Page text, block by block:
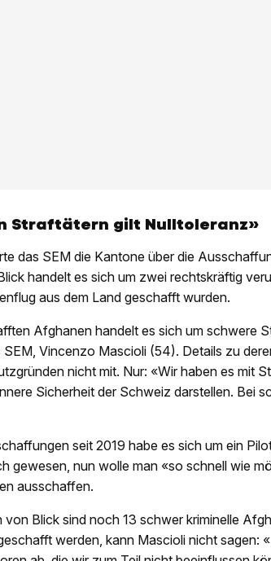
Straftätern gilt Nulltoleranz»
das SEM die Kantone über die
handelt es sich um zwei rechtskräftig
aus dem Land geschafft wurden.
Afghanen handelt es sich um schwere
Vincenzo Mascioli (54). Details zu
nicht mit. Nur: «Wir haben es mit
Sicherheit der Schweiz darstellen. Bei
seit 2019 habe es sich um ein
gewesen, nun wolle man «so schnell wie
ausschaffen.
Blick sind noch 13 schwer kriminelle
werden, kann Mascioli nicht sagen: